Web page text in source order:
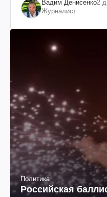
Вадим Денисенко2
Журналист
Политика
Российская